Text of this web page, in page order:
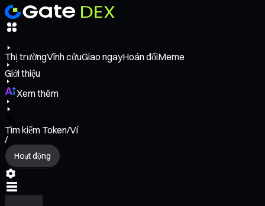
Thị trườngVĩnh cửuGiao ngayHoán đổiMeme
Giới thiệu
Xem thêm
Tìm kiếm Token/Ví
/
Hoạt động